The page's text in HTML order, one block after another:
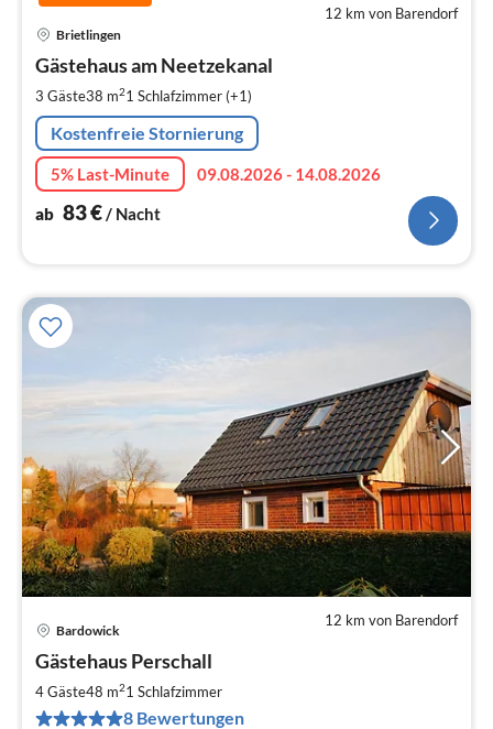
12 km von Barendorf
Brietlingen
Gästehaus am Neetzekanal
3 Gäste38 m21 Schlafzimmer (+1)
Kostenfreie Stornierung
5% Last-Minute
09.08.2026 - 14.08.2026
ab 83€/ Nacht
12 km von Barendorf
Bardowick
Gästehaus Perschall
4 Gäste48 m21 Schlafzimmer
8 Bewertungen